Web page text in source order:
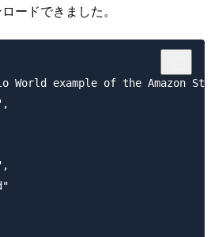
ードできました。
World example of the Amazon